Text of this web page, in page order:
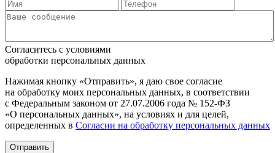
Согласитесь с условиями
обработки персональных данных
Нажимая кнопку «Отправить», я даю свое согласие
на обработку моих персональных данных, в соответствии
с Федеральным законом от 27.07.2006 года № 152-ФЗ
«О персональных данных», на условиях и для целей,
определенных в Согласии на обработку персональных данных
Отправить